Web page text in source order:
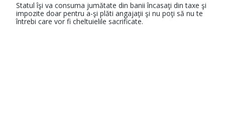
Statul îşi va consuma jumătate din banii încasaţi din taxe şi
impozite doar pentru a-şi plăti angajaţii şi nu poţi să nu te
întrebi care vor fi cheltuielile sacrificate.